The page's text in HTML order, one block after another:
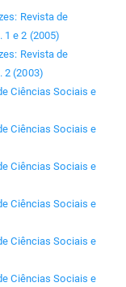
Revista de
1 e 2 (2005)
Revista de
2 (2003)
Ciências Sociais e
Ciências Sociais e
Ciências Sociais e
Ciências Sociais e
Ciências Sociais e
Ciências Sociais e